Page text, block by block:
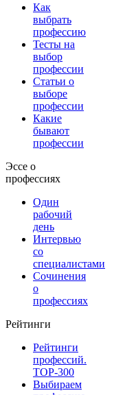
Как
выбрать
профессию
Тесты на
выбор
профессии
Статьи о
выборе
профессии
Какие
бывают
профессии
Эссе о
профессиях
Один
рабочий
день
Интервью
со
специалистами
Сочинения
о
профессиях
Рейтинги
Рейтинги
профессий.
TOP-300
Выбираем